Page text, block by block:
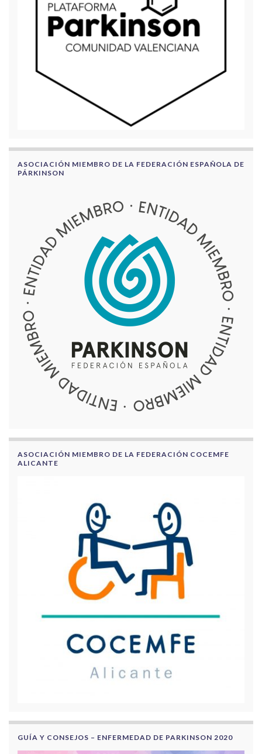
ASOCIACIÓN MIEMBRO DE LA FEDERACIÓN ESPAÑOLA DE
PÁRKINSON
ASOCIACIÓN MIEMBRO DE LA FEDERACIÓN COCEMFE
ALICANTE
GUÍA Y CONSEJOS – ENFERMEDAD DE PARKINSON 2020